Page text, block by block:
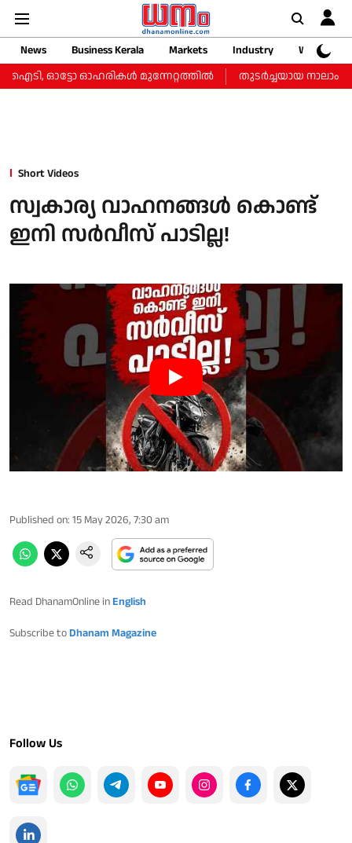
News Business Kerala Markets Industry
Web
ഓട്ടോ ഓഹരികള്‍ മുന്നേറ്റത്തില്‍
തുടർച്ചയായ നാലാം
Short Videos
സ്വകാര്യ വാഹനങ്ങൾ കൊണ്ട്
ഇനി സർവീസ് പാടില്ല!
Published on: 15 May 2026, 7:30 am
Read DhanamOnline in English
Subscribe to Dhanam Magazine
Follow Us